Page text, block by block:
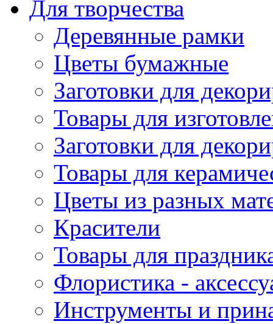
Для творчества
Деревянные рамки
Цветы бумажные
Заготовки для
Товары для
Заготовки для
Товары для
Цветы из разных
Красители
Товары для
Флористика -
Инструменты и